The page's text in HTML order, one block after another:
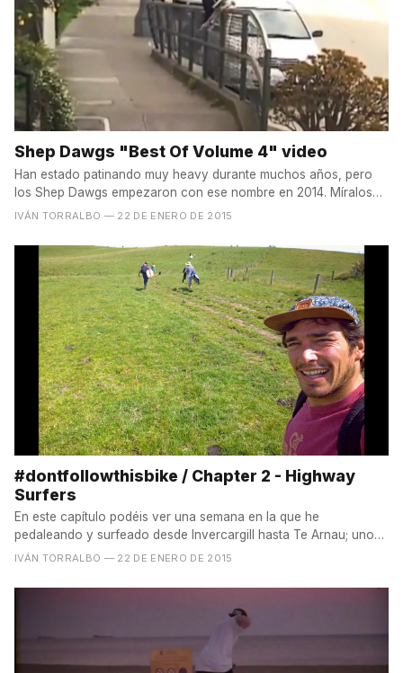
Shep Dawgs "Best Of Volume 4" video
Han estado patinando muy heavy durante muchos años, pero
los Shep Dawgs empezaron con ese nombre en 2014. Míralos
cómo...
IVÁN TORRALBO — 22 DE ENERO DE 2015
#dontfollowthisbike / Chapter 2 - Highway
Surfers
En este capítulo podéis ver una semana en la que he
pedaleando y surfeado desde Invercargill hasta Te Arnau; uno
de los...
IVÁN TORRALBO — 22 DE ENERO DE 2015